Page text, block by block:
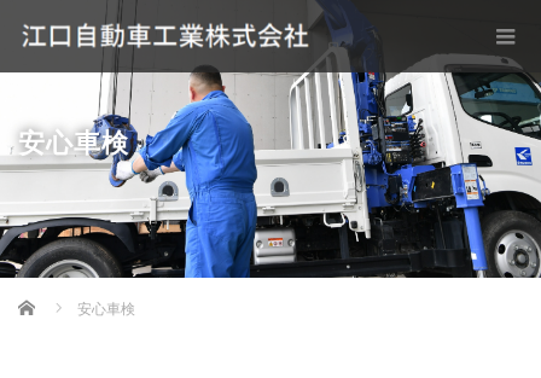
安心車検
Home 安心車検